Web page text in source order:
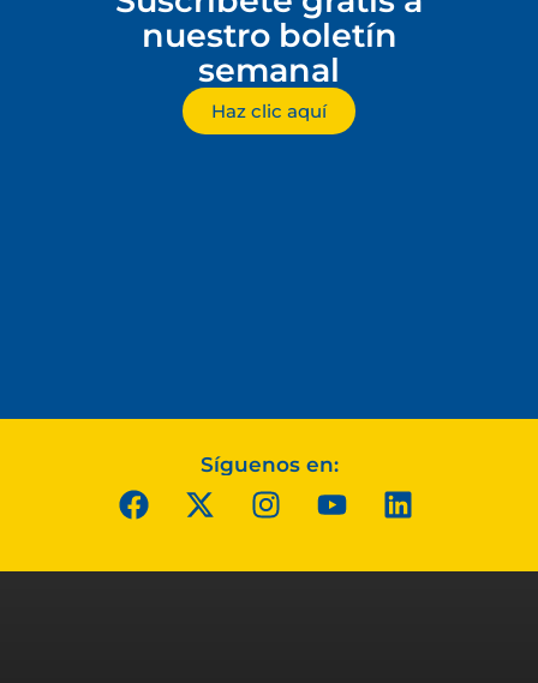
nuestro boletín
semanal
Haz clic aquí
Síguenos en: